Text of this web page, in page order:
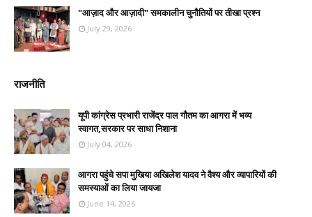
"आज़ाद और आज़ादी" समकालीन चुनौतियों पर तीखा प्रश्न
July 29, 2026
राजनीति
यूपी कांग्रेस प्रभारी राजेंद्र पाल गौतम का आगरा में भव्य
स्वागत,सरकार पर साधा निशाना
July 04, 2026
आगरा पहुंचे सपा मुखिया अखिलेश यादव ने वैश्य और व्यापारियों की
समस्याओं का लिया जायजा
June 14, 2026